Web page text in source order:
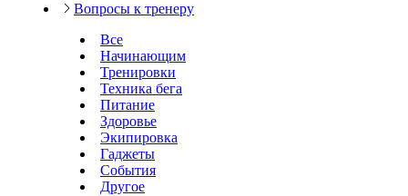
Вопросы к тренеру
Все
Начинающим
Тренировки
Техника бега
Питание
Здоровье
Экипировка
Гаджеты
События
Другое